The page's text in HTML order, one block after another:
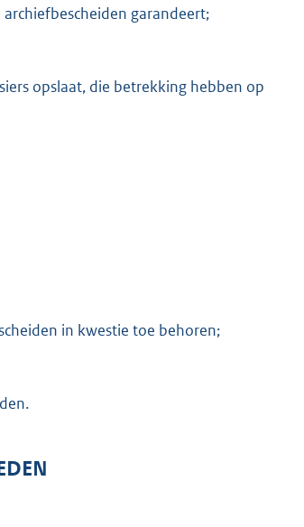
garandeert;
opslaat, die betrekking hebben op
in kwestie toe behoren;